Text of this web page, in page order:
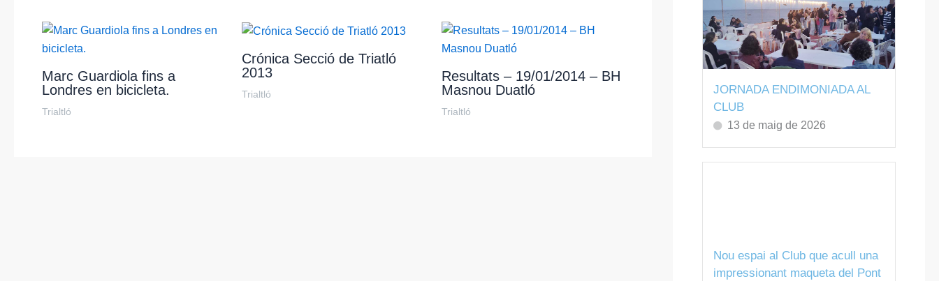
Marc Guardiola fins a
Londres en bicicleta.
Trialtló
Crónica Secció de Triatló
2013
Trialtló
Resultats – 19/01/2014 – BH
Masnou Duatló
Trialtló
JORNADA ENDIMONIADA AL
CLUB
13 de maig de 2026
Nou espai al Club que acull una
impressionant maqueta del Pont